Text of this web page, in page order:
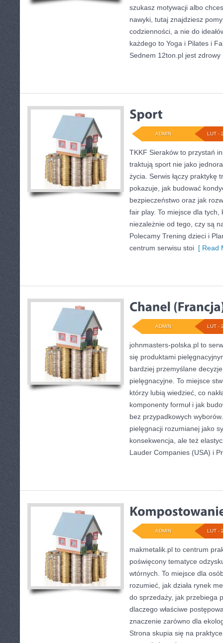
szukasz motywacji albo
nawyki, tutaj znajdziesz
codzienności, a nie do
każdego to Yoga i Pilates i
Sednem 12ton.pl jest zdrowy
LUT -
ADMIN
TKKF Sieraków to przystań
traktują sport nie jako
życia. Serwis łączy praktykę
pokazuje, jak budować
bezpieczeństwo oraz jak
fair play. To miejsce dla
niezależnie od tego, czy są
Polecamy Trening dzieci i
centrum serwisu stoi [ Read
LUT -
ADMIN
johnmasters-polska.pl to
się produktami
bardziej przemyślane
pielęgnacyjne. To miejsce
którzy lubią wiedzieć, co
komponenty formuł i jak
bez przypadkowych
pielęgnacji rozumianej jako
konsekwencja, ale też
Lauder Companies (USA) i
LUT -
ADMIN
makmetalik.pl to centrum
poświęcony tematyce
wtórnych. To miejsce dla
rozumieć, jak działa rynek
do sprzedaży, jak przebiega
dlaczego właściwe
znaczenie zarówno dla
Strona skupia się na